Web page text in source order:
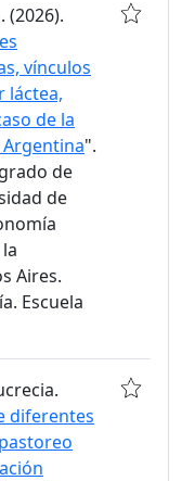
(2026).
vínculos
láctea,
de la
Argentina".
de
de
Aires.
Escuela
diferentes